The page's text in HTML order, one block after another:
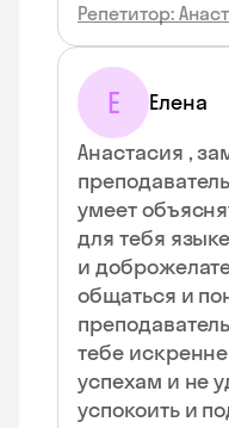
Репетитор:
Е Елена
Анастасия ,
умеет
для тебя
и
общаться и
тебе
успехам и не
успокоить и